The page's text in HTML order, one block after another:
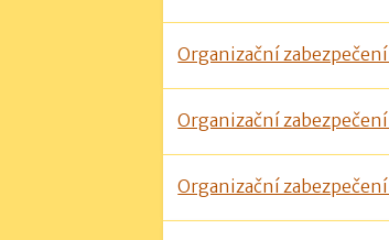
Organizační
Organizační
Organizační